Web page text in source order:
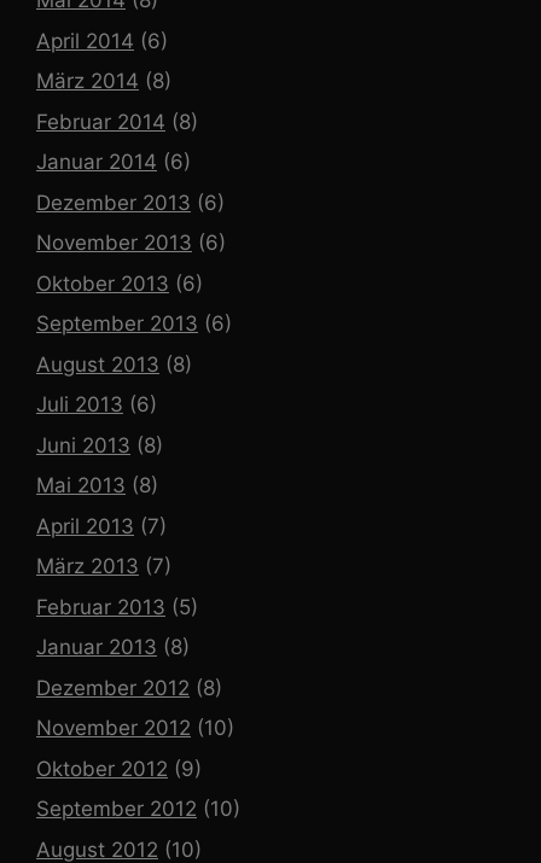
April 2014 (6)
März 2014 (8)
Februar 2014 (8)
Januar 2014 (6)
Dezember 2013 (6)
November 2013 (6)
Oktober 2013 (6)
September 2013 (6)
August 2013 (8)
Juli 2013 (6)
Juni 2013 (8)
Mai 2013 (8)
April 2013 (7)
März 2013 (7)
Februar 2013 (5)
Januar 2013 (8)
Dezember 2012 (8)
November 2012 (10)
Oktober 2012 (9)
September 2012 (10)
August 2012 (10)